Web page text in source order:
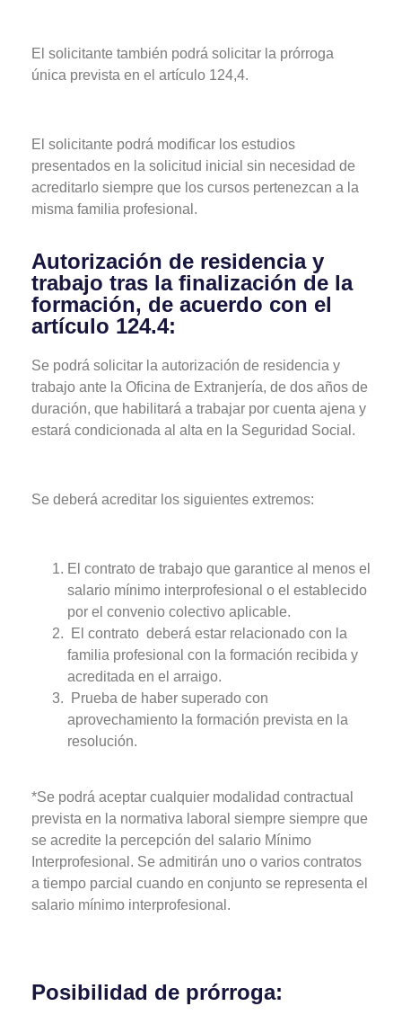
El solicitante también podrá solicitar la prórroga
única prevista en el artículo 124,4.
El solicitante podrá modificar los estudios
presentados en la solicitud inicial sin necesidad de
acreditarlo siempre que los cursos pertenezcan a la
misma familia profesional.
Autorización de residencia y
trabajo tras la finalización de la
formación, de acuerdo con el
artículo 124.4:
Se podrá solicitar la autorización de residencia y
trabajo ante la Oficina de Extranjería, de dos años de
duración, que habilitará a trabajar por cuenta ajena y
estará condicionada al alta en la Seguridad Social.
Se deberá acreditar los siguientes extremos:
El contrato de trabajo que garantice al menos el
salario mínimo interprofesional o el establecido
por el convenio colectivo aplicable.
El contrato deberá estar relacionado con la
familia profesional con la formación recibida y
acreditada en el arraigo.
Prueba de haber superado con
aprovechamiento la formación prevista en la
resolución.
*Se podrá aceptar cualquier modalidad contractual
prevista en la normativa laboral siempre siempre que
se acredite la percepción del salario Mínimo
Interprofesional. Se admitirán uno o varios contratos
a tiempo parcial cuando en conjunto se representa el
salario mínimo interprofesional.
Posibilidad de prórroga: